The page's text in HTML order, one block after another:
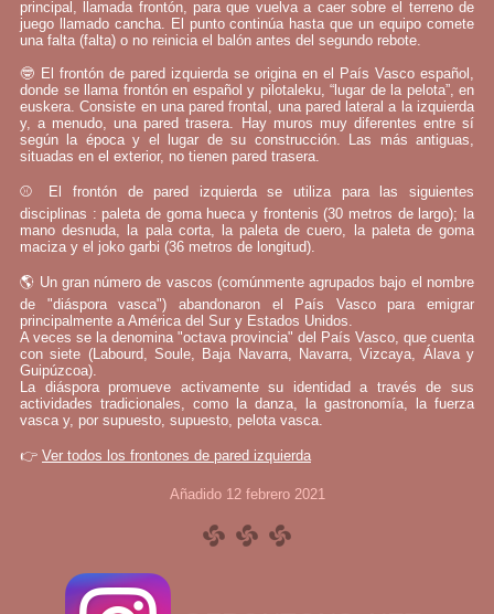
principal, llamada frontón, para que vuelva a caer sobre el terreno de
juego llamado cancha. El punto continúa hasta que un equipo comete
una falta (falta) o no reinicia el balón antes del segundo rebote.
🤓 El frontón de pared izquierda se origina en el País Vasco español,
donde se llama frontón en español y pilotaleku, “lugar de la pelota”, en
euskera. Consiste en una pared frontal, una pared lateral a la izquierda
y, a menudo, una pared trasera. Hay muros muy diferentes entre sí
según la época y el lugar de su construcción. Las más antiguas,
situadas en el exterior, no tienen pared trasera.
⚾ El frontón de pared izquierda se utiliza para las siguientes
disciplinas : paleta de goma hueca y frontenis (30 metros de largo); la
mano desnuda, la pala corta, la paleta de cuero, la paleta de goma
maciza y el joko garbi (36 metros de longitud).
🌎 Un gran número de vascos (comúnmente agrupados bajo el nombre
de "diáspora vasca") abandonaron el País Vasco para emigrar
principalmente a América del Sur y Estados Unidos.
A veces se la denomina "octava provincia" del País Vasco, que cuenta
con siete (Labourd, Soule, Baja Navarra, Navarra, Vizcaya, Álava y
Guipúzcoa).
La diáspora promueve activamente su identidad a través de sus
actividades tradicionales, como la danza, la gastronomía, la fuerza
vasca y, por supuesto, supuesto, pelota vasca.
👉 Ver todos los frontones de pared izquierda
Añadido 12 febrero 2021